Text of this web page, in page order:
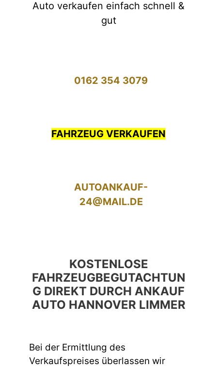
Auto verkaufen einfach schnell &
gut
0162 354 3079
FAHRZEUG VERKAUFEN
AUTOANKAUF-
24@MAIL.DE
KOSTENLOSE
FAHRZEUGBEGUTACHTUN
G DIREKT DURCH ANKAUF
AUTO HANNOVER LIMMER
Bei der Ermittlung des
Verkaufspreises überlassen wir